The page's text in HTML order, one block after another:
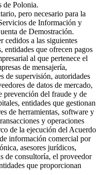
de Polonia.
pero necesario para la
de Información y
de Demostración.
cedidos a las siguientes
entidades que ofrecen pagos
al que pertenece el
de mensajería,
de supervisión, autoridades
de datos de mercado,
prevención del fraude y de
entidades que gestionan
de herramientas, software y
y operaciones
de la ejecución del Acuerdo
información comercial por
asesores jurídicos,
de consultoría, el proveedor
que proporcionan